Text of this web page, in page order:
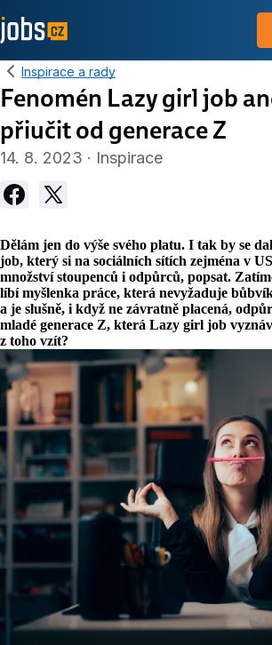
Inspirace a rady
Fenomén Lazy girl job
přiučit od generace Z
14. 8. 2023 · Inspirace
Dělám jen do výše svého platu. I tak by se
job, který si na sociálních sítích zejména v
množství stoupenců i odpůrců, popsat.
líbí myšlenka práce, která nevyžaduje
a je slušně, i když ne závratně placená,
mladé generace Z, která Lazy girl job
z toho vzít?